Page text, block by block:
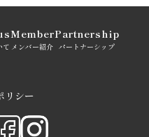
て メンバー紹介
Member
パートナーシップ
Partnership
リシー